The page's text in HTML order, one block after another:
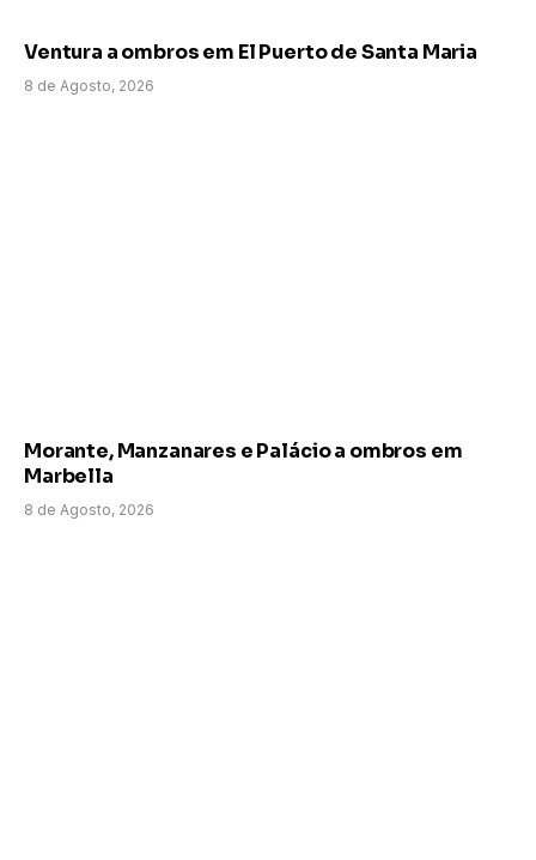
Ventura a ombros em El Puerto de Santa Maria
8 de Agosto, 2026
Morante, Manzanares e Palácio a ombros em
Marbella
8 de Agosto, 2026